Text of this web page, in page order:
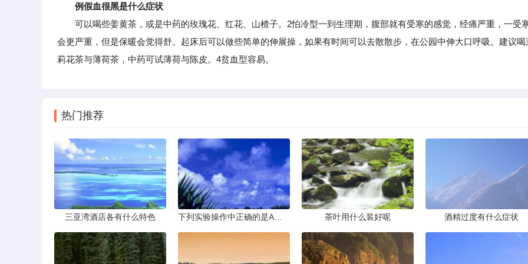
例假血很黑是什么症状
可以喝些姜黄茶，或是中药的玫瑰花、红花、山楂子。2怕冷型一到生理期，腹部就有受寒的感觉，经痛严重，一受
会更严重，但是保暖会觉得舒。起床后可以做些简单的伸展操，如果有时间可以去散散步，在公园中伸大口呼吸。建议喝
莉花茶与薄荷茶，中药可试薄荷与陈皮。4贫血型容易。
热门推荐
三亚湾酒店各有什么特色 茶叶用什么装好呢 酒精过度有什么症状